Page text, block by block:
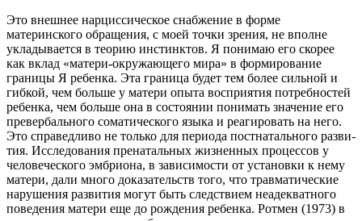
Это внешнее нарциссическое снабжение в форме
материнского обраще­ния, с моей точки зрения, не вполне
укладывается в теорию инстинктов. Я понимаю его скорее
как вклад «матери-окружающего мира» в формирование
границы Я ребенка. Эта граница будет тем более сильной и
гибкой, чем боль­ше у матери опыта восприятия потребностей
ребенка, чем больше она в со­стоянии понимать значение его
превербального соматического языка и реаги­ровать на него.
Это справедливо не только для периода постнатального разви­
тия. Исследования пренатальных жизненных процессов у
человеческого эмб­риона, в зависимости от установки к нему
матери, дали много доказательств того, что травматические
нарушения развития могут быть следствием неадек­ватного
поведения матери еще до рождения ребенка. Ротмен (1973) в